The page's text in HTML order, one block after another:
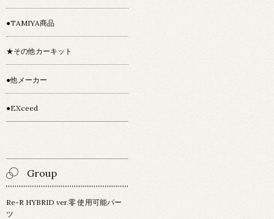
●TAMIYA商品
★その他カーキット
●他メーカー
●EXceed
Group
Re-R HYBRID ver.零 使用可能パー
ツ